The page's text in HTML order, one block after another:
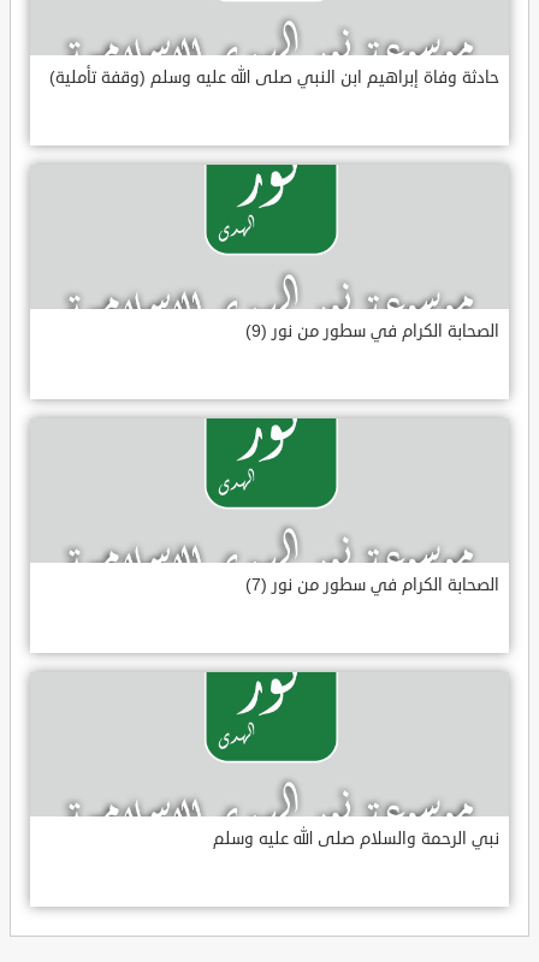
حادثة وفاة إبراهيم ابن النبي صلى الله عليه وسلم (وقفة تأملية)
الصحابة الكرام في سطور من نور (9)
الصحابة الكرام في سطور من نور (7)
نبي الرحمة والسلام صلى الله عليه وسلم